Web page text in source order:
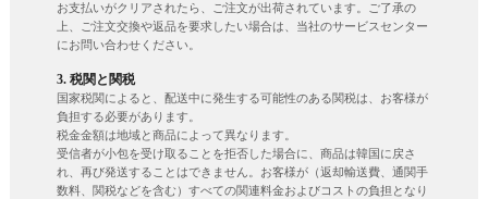
お支払いがクリアされたら、ご注文が出荷されています。ご了承の
上、ご注文交換や返品を要求したい場合は、当社のサービスセンター
にお問い合わせください。
3. 税関と関税
国家税関によると、配送中に発生する可能性のある関税は、お客様が
負担する必要があります。
税金金額は地域と商品によって異なります。
受信者が小包を受け取ることを拒否した場合に、商品は韓国に戻さ
れ、再び発送することはできません。お客様が（返却輸送費、通関手
数料、関税などを含む）すべての関連料金およびコストの負担となり